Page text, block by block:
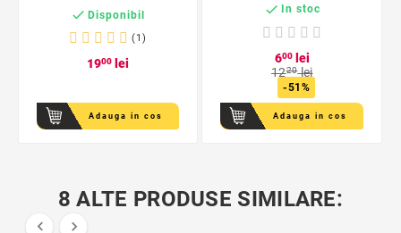
 Disponibil
(1)
1900lei
Adauga in cos
 In stoc
600lei
1220lei
-51%
Adauga in cos
8 ALTE PRODUSE SIMILARE:
 